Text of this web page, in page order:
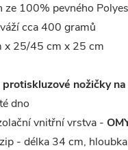
ze 100% pevného
cca 400 gramů
x 25/45 cm x 25 cm
nožičky
dno
vnitřní vrstva -
- délka 34 cm,